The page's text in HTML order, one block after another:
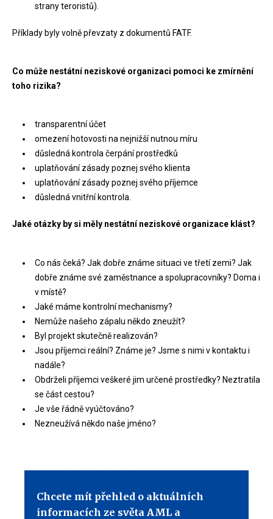
strany teroristů).
Příklady byly volně převzaty z dokumentů FATF.
Co může nestátní neziskové organizaci pomoci ke zmírnění
toho rizika?
transparentní účet
omezení hotovosti na nejnižší nutnou míru
důsledná kontrola čerpání prostředků
uplatňování zásady poznej svého klienta
uplatňování zásady poznej svého příjemce
důsledná vnitřní kontrola.
Jaké otázky by si měly nestátní neziskové organizace klást?
Co nás čeká? Jak dobře známe situaci ve třetí zemi? Jak
dobře známe své zaměstnance a spolupracovníky? Doma i
v místě?
Jaké máme kontrolní mechanismy?
Nemůže našeho zápalu někdo zneužít?
Byl projekt skutečně realizován?
Jsou příjemci reální? Známe je? Jsme s nimi v kontaktu i
nadále?
Obdrželi příjemci veškeré jim určené prostředky? Neztratila
se část cestou?
Je vše řádně vyúčtováno?
Nezneužívá někdo naše jméno?
Chcete mít přehled o aktuálních
informacích ze světa AML a